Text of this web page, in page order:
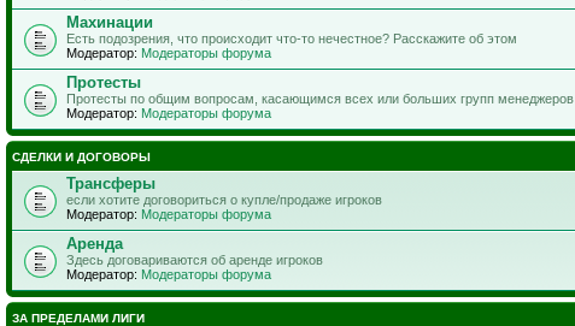
Махинации
Есть подозрения, что происходит что-то нечестное? Расскажите об этом
Модератор: Модераторы форума
Протесты
Протесты по общим вопросам, касающимся всех или больших групп менеджеров
Модератор: Модераторы форума
СДЕЛКИ И ДОГОВОРЫ
Трансферы
если хотите договориться о купле/продаже игроков
Модератор: Модераторы форума
Аренда
Здесь договариваются об аренде игроков
Модератор: Модераторы форума
ЗА ПРЕДЕЛАМИ ЛИГИ